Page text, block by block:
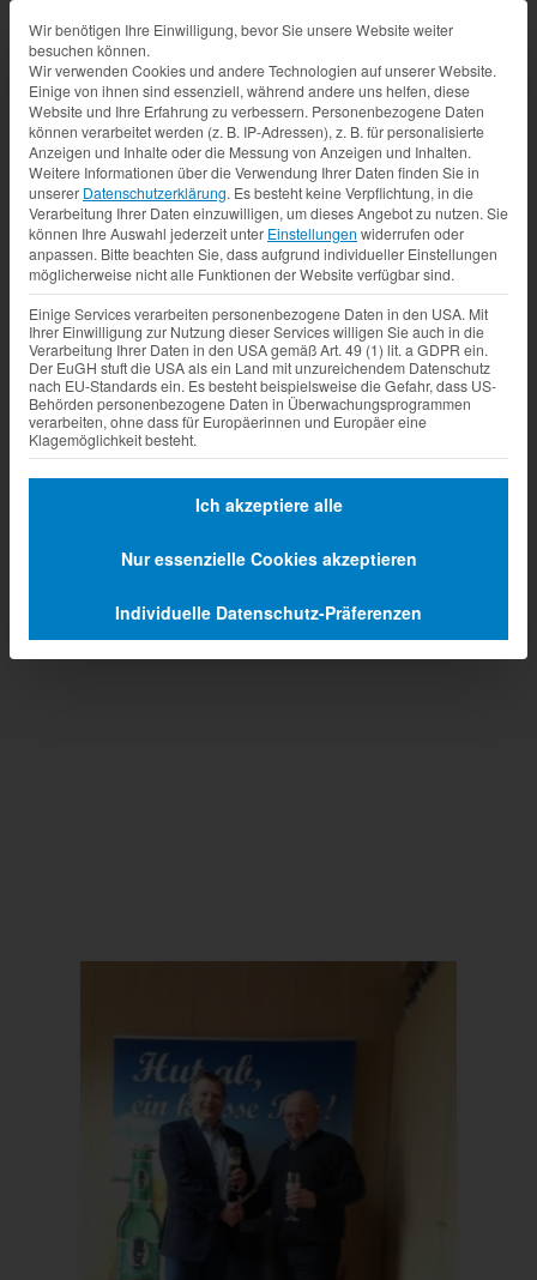
Datenschutz-Präferenz
Wir benötigen Ihre Einwilligung, bevor Sie unsere Website weiter
besuchen können.
Wir verwenden Cookies und andere Technologien auf unserer Website.
Einige von ihnen sind essenziell, während andere uns helfen, diese
Website und Ihre Erfahrung zu verbessern. Personenbezogene Daten
können verarbeitet werden (z. B. IP-Adressen), z. B. für personalisierte
Anzeigen und Inhalte oder die Messung von Anzeigen und Inhalten.
Weitere Informationen über die Verwendung Ihrer Daten finden Sie in
unserer Datenschutzerklärung. Es besteht keine Verpflichtung, in die
Verarbeitung Ihrer Daten einzuwilligen, um dieses Angebot zu nutzen. Sie
können Ihre Auswahl jederzeit unter Einstellungen widerrufen oder
anpassen. Bitte beachten Sie, dass aufgrund individueller Einstellungen
möglicherweise nicht alle Funktionen der Website verfügbar sind.
Einige Services verarbeiten personenbezogene Daten in den USA. Mit
Ihrer Einwilligung zur Nutzung dieser Services willigen Sie auch in die
Verarbeitung Ihrer Daten in den USA gemäß Art. 49 (1) lit. a GDPR ein.
Der EuGH stuft die USA als ein Land mit unzureichendem Datenschutz
nach EU-Standards ein. Es besteht beispielsweise die Gefahr, dass US-
Behörden personenbezogene Daten in Überwachungsprogrammen
verarbeiten, ohne dass für Europäerinnen und Europäer eine
Klagemöglichkeit besteht.
Ich akzeptiere alle
Nur essenzielle Cookies akzeptieren
Individuelle Datenschutz-Präferenzen